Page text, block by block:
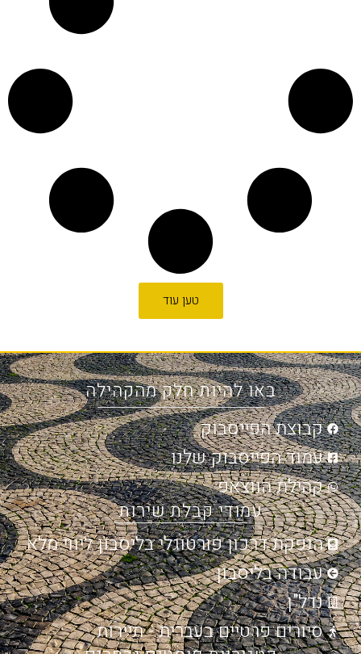
טען עוד
באו להיות חלק מהקהילה
קבוצת הפייסבוק
עמוד הפייסבוק שלנו
קהילת הווצאפ
עמודי קבלת שירות
הנפקת דרכון פורטוגלי בליסבון ליווי מלא
עבודה בליסבון
נדל"ן
סיורים פרטיים בעברית - תיירות